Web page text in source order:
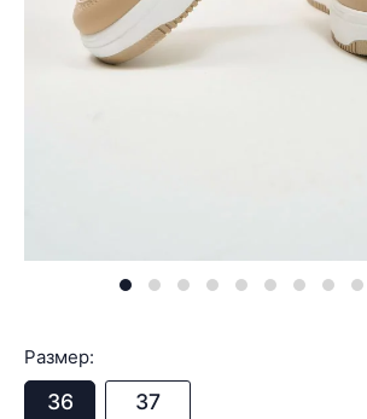
Размер:
36 37